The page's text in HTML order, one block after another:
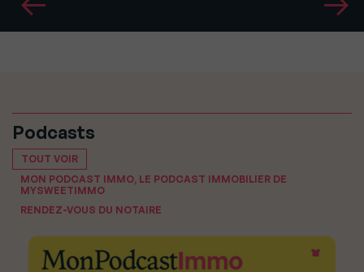
Podcasts
TOUT VOIR
MON PODCAST IMMO, LE PODCAST IMMOBILIER DE
MYSWEETIMMO
RENDEZ-VOUS DU NOTAIRE